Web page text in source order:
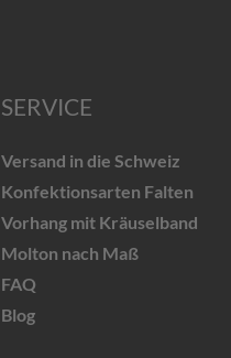
SERVICE
Versand in die Schweiz
Konfektionsarten Falten
Vorhang mit Kräuselband
Molton nach Maß
FAQ
Blog